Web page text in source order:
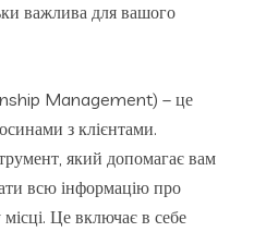
важлива для вашого
Management) – це
з клієнтами.
який допомагає вам
всю інформацію про
Це включає в себе